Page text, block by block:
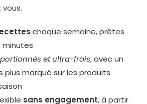
chaque semaine, prêtes
minutes
et ultra-frais, avec un
plus marqué sur les produits
sans engagement, à partir